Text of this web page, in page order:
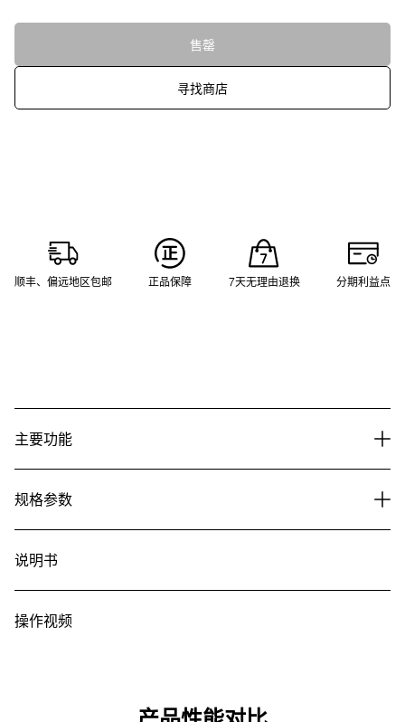
售罄
寻找商店
顺丰、偏远地区包邮 正品保障 7天无理由退换 分期利益点
主要功能
规格参数
说明书
操作视频